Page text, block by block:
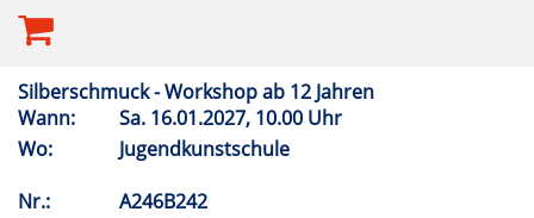
Silberschmuck - Workshop ab 12 Jahren
Wann:
Sa. 16.01.2027, 10.00 Uhr
Wo:
Jugendkunstschule
Nr.:
A246B242